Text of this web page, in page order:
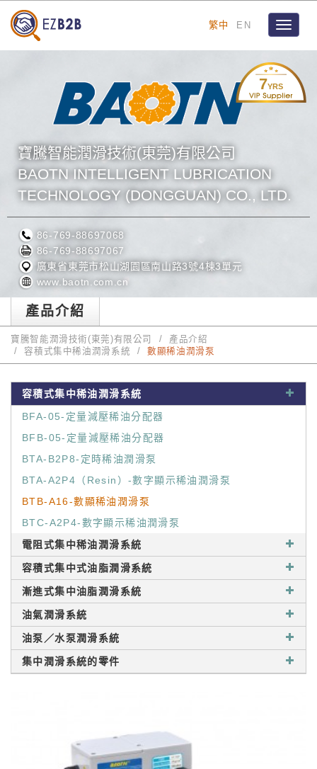
繁中 EN
Toggle
7YRS
寶騰智能潤滑技術(東莞)有限公司
BAOTN INTELLIGENT LUBRICATION
TECHNOLOGY (DONGGUAN) CO., LTD.
86-769-88697068
86-769-88697067
廣東省東莞市松山湖園區南山路3號4棟3單元
www.baotn.com.cn
產品介紹
寶騰智能潤滑技術(東莞)有限公司
產品介紹
容積式集中稀油潤滑系統
數顯稀油潤滑泵
容積式集中稀油潤滑系統
BFA-05-定量減壓稀油分配器
BFB-05-定量減壓稀油分配器
BTA-B2P8-定時稀油潤滑泵
BTA-A2P4（Resin）-數字顯示稀油潤滑泵
BTB-A16-數顯稀油潤滑泵
BTC-A2P4-數字顯示稀油潤滑泵
電阻式集中稀油潤滑系統
容積式集中式油脂潤滑系統
漸進式集中油脂潤滑系統
油氣潤滑系統
油泵／水泵潤滑系統
集中潤滑系統的零件